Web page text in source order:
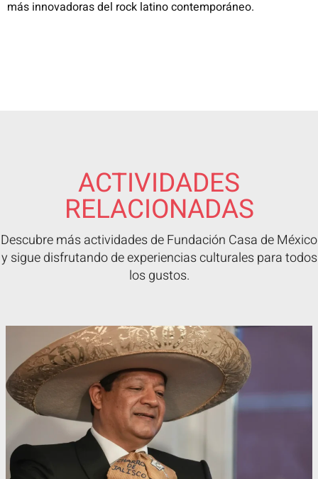
más innovadoras del rock latino contemporáneo.
ACTIVIDADES
RELACIONADAS
Descubre más actividades de Fundación Casa de México
y sigue disfrutando de experiencias culturales para todos
los gustos.